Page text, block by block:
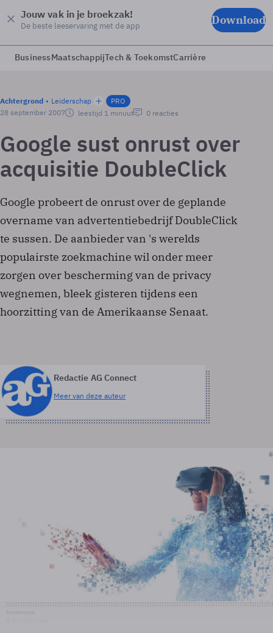
Jouw vak in je broekzak!
De beste leeservaring met de app Download
BusinessMaatschappijTech & ToekomstCarrière
Achtergrond Leiderschap
PRO
28 september 2007
leestijd 1 minuut 0 reacties
Google sust onrust over
acquisitie DoubleClick
Google probeert de onrust over de geplande
overname van advertentiebedrijf DoubleClick
te sussen. De aanbieder van 's werelds
populairste zoekmachine wil onder meer
zorgen over bescherming van de privacy
wegnemen, bleek gisteren tijdens een
hoorzitting van de Amerikaanse Senaat.
Redactie AG Connect
Meer van deze auteur